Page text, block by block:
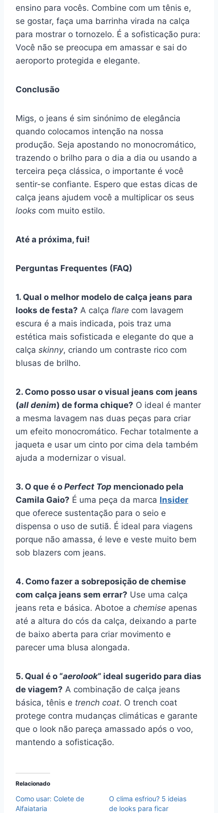
ensino para vocês. Combine com um tênis e,
se gostar, faça uma barrinha virada na calça
para mostrar o tornozelo. É a sofisticação pura:
Você não se preocupa em amassar e sai do
aeroporto protegida e elegante.
Conclusão
Migs, o jeans é sim sinónimo de elegância
quando colocamos intenção na nossa
produção. Seja apostando no monocromático,
trazendo o brilho para o dia a dia ou usando a
terceira peça clássica, o importante é você
sentir-se confiante. Espero que estas dicas de
calça jeans ajudem você a multiplicar os seus
looks com muito estilo.
Até a próxima, fui!
Perguntas Frequentes (FAQ)
1. Qual o melhor modelo de calça jeans para
looks de festa? A calça flare com lavagem
escura é a mais indicada, pois traz uma
estética mais sofisticada e elegante do que a
calça skinny, criando um contraste rico com
blusas de brilho.
2. Como posso usar o visual jeans com jeans
(all denim) de forma chique? O ideal é manter
a mesma lavagem nas duas peças para criar
um efeito monocromático. Fechar totalmente a
jaqueta e usar um cinto por cima dela também
ajuda a modernizar o visual.
3. O que é o Perfect Top mencionado pela
Camila Gaio? É uma peça da marca Insider
que oferece sustentação para o seio e
dispensa o uso de sutiã. É ideal para viagens
porque não amassa, é leve e veste muito bem
sob blazers com jeans.
4. Como fazer a sobreposição de chemise
com calça jeans sem errar? Use uma calça
jeans reta e básica. Abotoe a chemise apenas
até a altura do cós da calça, deixando a parte
de baixo aberta para criar movimento e
parecer uma blusa alongada.
5. Qual é o “aerolook” ideal sugerido para dias
de viagem? A combinação de calça jeans
básica, tênis e trench coat. O trench coat
protege contra mudanças climáticas e garante
que o look não pareça amassado após o voo,
mantendo a sofisticação.
Relacionado
Como usar: Colete de
Alfaiataria
O clima esfriou? 5 ideias
de looks para ficar